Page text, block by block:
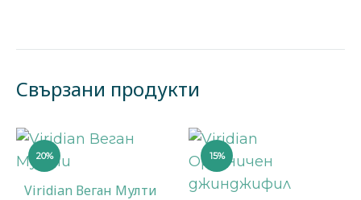
Свързани продукти
20%
Viridian Веган Мулти
15%